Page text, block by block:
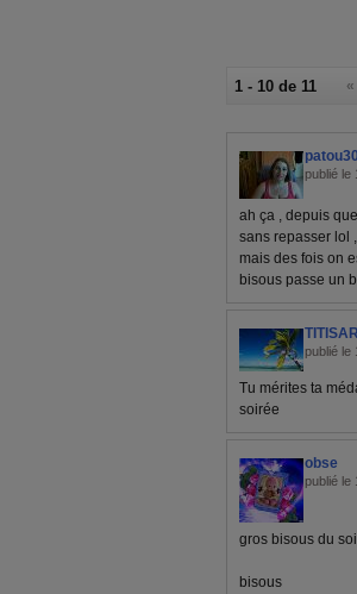
1 - 10 de 11 «
patou30
publié le
ah ça , depuis
sans repasser lol
mais des fois on
bisous passe un
publié le
Tu mérites ta
soirée
obse
publié le
gros bisous du
bisous